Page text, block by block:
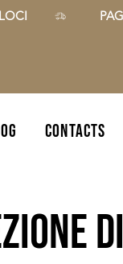
VELOCI
CONTACTS
di